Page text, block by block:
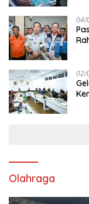
04/
02/
Olahraga